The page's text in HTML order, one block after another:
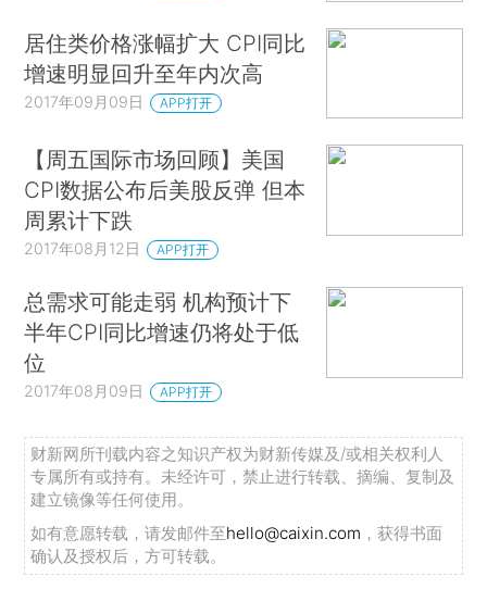
居住类价格涨幅扩大 CPI同比
增速明显回升至年内次高
2017年09月09日 APP打开
【周五国际市场回顾】美国
CPI数据公布后美股反弹 但本
周累计下跌
2017年08月12日 APP打开
总需求可能走弱 机构预计下
半年CPI同比增速仍将处于低
位
2017年08月09日 APP打开
财新网所刊载内容之知识产权为财新传媒及/或相关权利人
专属所有或持有。未经许可，禁止进行转载、摘编、复制及
建立镜像等任何使用。
如有意愿转载，请发邮件至hello@caixin.com ，获得书面
确认及授权后，方可转载。